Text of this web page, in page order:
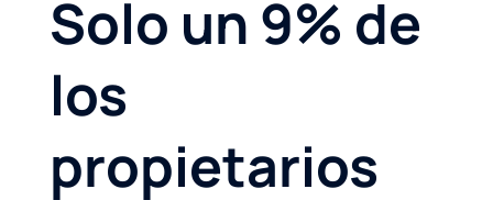
Solo un 9% de
los
propietarios